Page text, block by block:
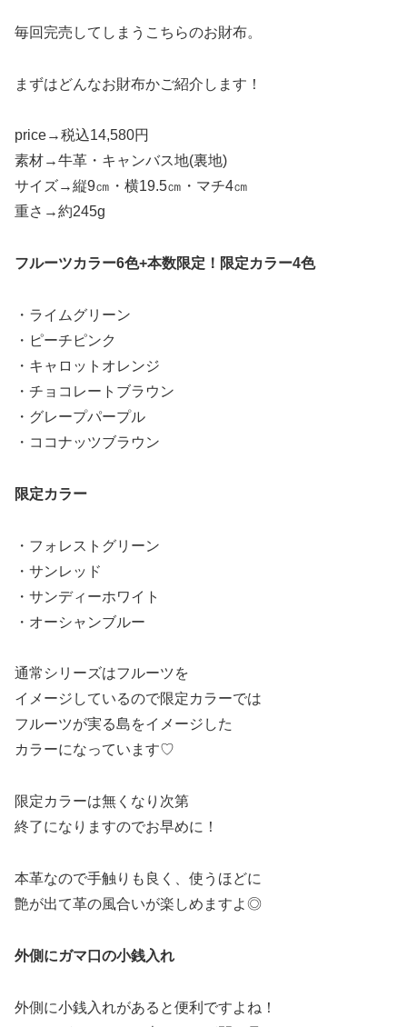
毎回完売してしまうこちらのお財布。
まずはどんなお財布かご紹介します！
price→税込14,580円
素材→牛革・キャンバス地(裏地)
サイズ→縦9㎝・横19.5㎝・マチ4㎝
重さ→約245g
フルーツカラー6色+本数限定！限定カラー4色
・ライムグリーン
・ピーチピンク
・キャロットオレンジ
・チョコレートブラウン
・グレープパープル
・ココナッツブラウン
限定カラー
・フォレストグリーン
・サンレッド
・サンディーホワイト
・オーシャンブルー
通常シリーズはフルーツを
イメージしているので限定カラーでは
フルーツが実る島をイメージした
カラーになっています♡
限定カラーは無くなり次第
終了になりますのでお早めに！
本革なので手触りも良く、使うほどに
艶が出て革の風合いが楽しめますよ◎
外側にガマ口の小銭入れ
外側に小銭入れがあると便利ですよね！